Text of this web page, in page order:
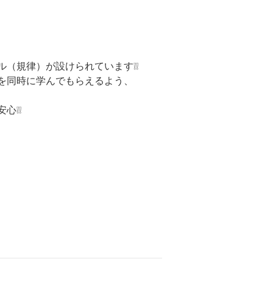
規律）が設けられています❕❕
時に学んでもらえるよう、
❕❕